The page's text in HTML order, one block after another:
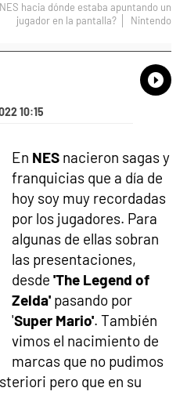
hacia dónde estaba apuntando un
jugador en la pantalla?
Nintendo
10:15
En NES nacieron sagas y
franquicias que a día de
hoy soy muy recordadas
por los jugadores. Para
algunas de ellas sobran
las presentaciones,
desde 'The Legend of
Zelda' pasando por
'Super Mario'. También
vimos el nacimiento de
marcas que no pudimos
pero que en su